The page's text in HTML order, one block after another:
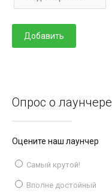
Опрос о лаунчере
Оцените наш лаунчер
Самый крутой!
Вполне достойный